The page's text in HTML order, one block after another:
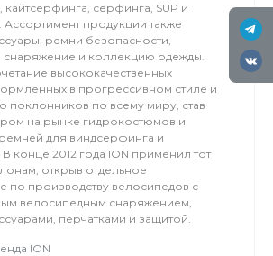
серфинга, SUP и
Ассортимент продукции также
ремни безопасности,
снаряжение и коллекцию одежды.
высококачественных
в прогрессивном стиле и
поклонников по всему миру, став
на рынке гидрокостюмов и
для виндсерфинга и
конце 2012 года ION применил тот
открыв отдельное
по производству велосипедов с
велосипедным снаряжением,
перчатками и защитой.
ION